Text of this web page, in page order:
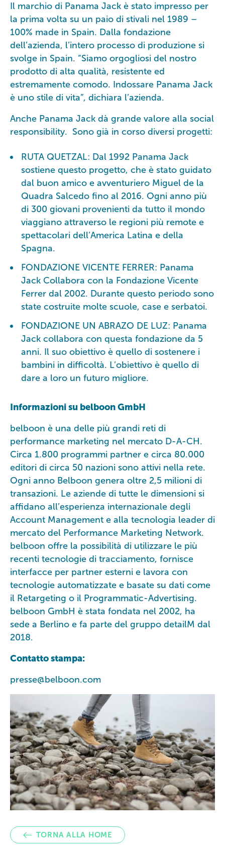
Il marchio di Panama Jack è stato impresso per
la prima volta su un paio di stivali nel 1989 –
100% made in Spain. Dalla fondazione
dell’azienda, l’intero processo di produzione si
svolge in Spain. “Siamo orgogliosi del nostro
prodotto di alta qualità, resistente ed
estremamente comodo. Indossare Panama Jack
è uno stile di vita”, dichiara l’azienda.
Anche Panama Jack dà grande valore alla social
responsibility. Sono già in corso diversi progetti:
RUTA QUETZAL: Dal 1992 Panama Jack
sostiene questo progetto, che è stato guidato
dal buon amico e avventuriero Miguel de la
Quadra Salcedo fino al 2016. Ogni anno più
di 300 giovani provenienti da tutto il mondo
viaggiano attraverso le regioni più remote e
spettacolari dell’America Latina e della
Spagna.
FONDAZIONE VICENTE FERRER: Panama
Jack Collabora con la Fondazione Vicente
Ferrer dal 2002. Durante questo periodo sono
state costruite molte scuole, case e serbatoi.
FONDAZIONE UN ABRAZO DE LUZ: Panama
Jack collabora con questa fondazione da 5
anni. Il suo obiettivo è quello di sostenere i
bambini in difficoltà. L’obiettivo è quello di
dare a loro un futuro migliore.
Informazioni su belboon GmbH
belboon è una delle più grandi reti di
performance marketing nel mercato D-A-CH.
Circa 1.800 programmi partner e circa 80.000
editori di circa 50 nazioni sono attivi nella rete.
Ogni anno Belboon genera oltre 2,5 milioni di
transazioni. Le aziende di tutte le dimensioni si
affidano all’esperienza internazionale degli
Account Management e alla tecnologia leader di
mercato del Performance Marketing Network.
belboon offre la possibilità di utilizzare le più
recenti tecnologie di tracciamento, fornisce
interfacce per partner esterni e lavora con
tecnologie automatizzate e basate su dati come
il Retargeting o il Programmatic-Advertising.
belboon GmbH è stata fondata nel 2002, ha
sede a Berlino e fa parte del gruppo detailM dal
2018.
Contatto stampa:
presse@belboon.com
TORNA ALLA HOME